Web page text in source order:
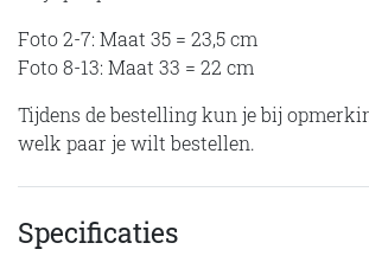
Foto 2-7: Maat 35 = 23,5 cm
Foto 8-13: Maat 33 = 22 cm
Tijdens de bestelling kun je bij
welk paar je wilt bestellen.
Specificaties